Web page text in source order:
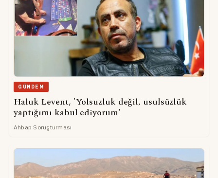
GÜNDEM
Haluk Levent, 'Yolsuzluk değil, usulsüzlük
yaptığımı kabul ediyorum'
Ahbap Soruşturması